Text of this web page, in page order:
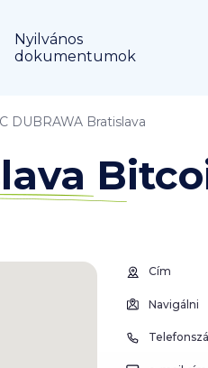
Nyilvános
dokumentumok
DUBRAWA Bratislava
Cím
Navigálni